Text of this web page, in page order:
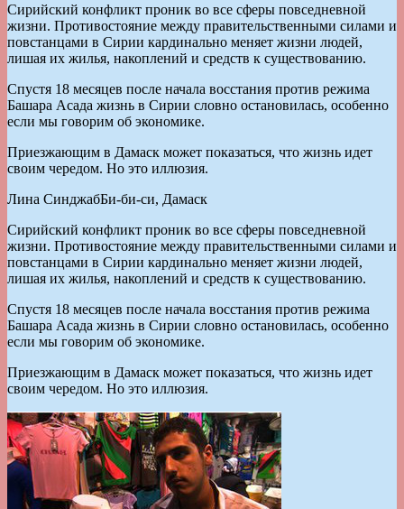
Сирийский конфликт проник во все сферы повседневной
жизни. Противостояние между правительственными силами и
повстанцами в Сирии кардинально меняет жизни людей,
лишая их жилья, накоплений и средств к существованию.
Спустя 18 месяцев после начала восстания против режима
Башара Асада жизнь в Сирии словно остановилась, особенно
если мы говорим об экономике.
Приезжающим в Дамаск может показаться, что жизнь идет
своим чередом. Но это иллюзия.
Лина СинджабБи-би-си, Дамаск
Сирийский конфликт проник во все сферы повседневной
жизни. Противостояние между правительственными силами и
повстанцами в Сирии кардинально меняет жизни людей,
лишая их жилья, накоплений и средств к существованию.
Спустя 18 месяцев после начала восстания против режима
Башара Асада жизнь в Сирии словно остановилась, особенно
если мы говорим об экономике.
Приезжающим в Дамаск может показаться, что жизнь идет
своим чередом. Но это иллюзия.